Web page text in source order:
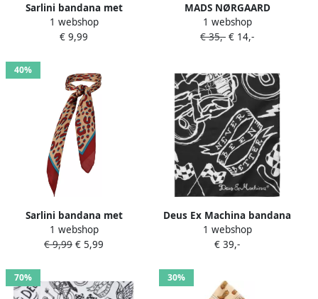
Sarlini bandana met
panterprint roze
1 webshop
€ 9,99
MADS NØRGAARD
COPENHAGEN bandana Soft
Cotton ecru rood
1 webshop
€ 35,- € 14,-
40%
Sarlini bandana met
panterprint donkerrood
1 webshop
€ 9,99 € 5,99
Deus Ex Machina bandana
met all over print Doodle
zwart
1 webshop
€ 39,-
70% 30%